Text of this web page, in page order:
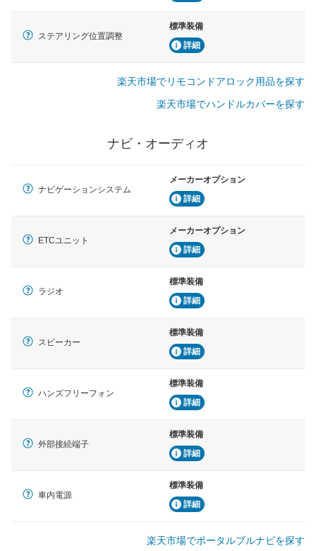
ステアリング位置調整
標準装備
詳細
楽天市場でリモコンドアロック用品を探す
楽天市場でハンドルカバーを探す
ナビ・オーディオ
ナビゲーションシステム
メーカーオプション
詳細
ETCユニット
メーカーオプション
詳細
ラジオ
標準装備
詳細
スピーカー
標準装備
詳細
ハンズフリーフォン
標準装備
詳細
外部接続端子
標準装備
詳細
車内電源
標準装備
詳細
楽天市場でポータルブルナビを探す